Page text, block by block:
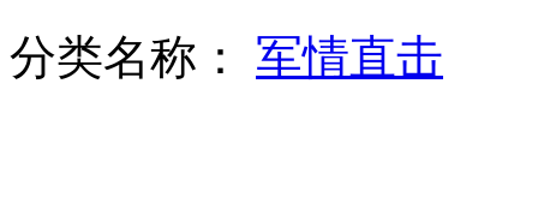
台湾83%上班族肠道超龄10岁
分类名称： 军情直击